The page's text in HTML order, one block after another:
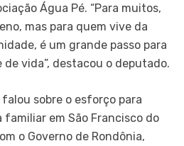
Água Pé. “Para muitos,
mas para quem vive da
é um grande passo para
vida”, destacou o deputado.
sobre o esforço para
em São Francisco do
o Governo de Rondônia,